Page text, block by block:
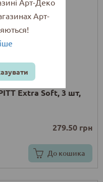
Extra Soft, 3 шт,
279.50 грн
До кошика
Арт-Деко
Арт-